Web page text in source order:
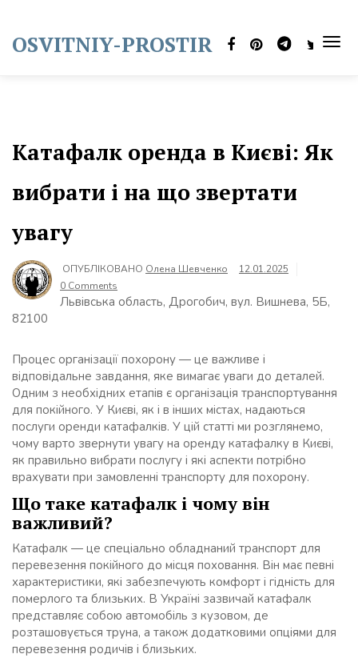
content
OSVITNIY-PROSTIR
Катафалк оренда в Києві: Як
вибрати і на що звертати
увагу
ОПУБЛІКОВАНО Олена Шевченко
12.01.2025
0 Comments
Львівська область, Дрогобич, вул. Вишнева, 5Б,
82100
Процес організації похорону — це важливе і
відповідальне завдання, яке вимагає уваги до деталей.
Одним з необхідних етапів є організація транспортування
для покійного. У Києві, як і в інших містах, надаються
послуги оренди катафалків. У цій статті ми розглянемо,
чому варто звернути увагу на оренду катафалку в Києві,
як правильно вибрати послугу і які аспекти потрібно
врахувати при замовленні транспорту для похорону.
Що таке катафалк і чому він
важливий?
Катафалк — це спеціально обладнаний транспорт для
перевезення покійного до місця поховання. Він має певні
характеристики, які забезпечують комфорт і гідність для
померлого та близьких. В Україні зазвичай катафалк
представляє собою автомобіль з кузовом, де
розташовується труна, а також додатковими опціями для
перевезення родичів і близьких.